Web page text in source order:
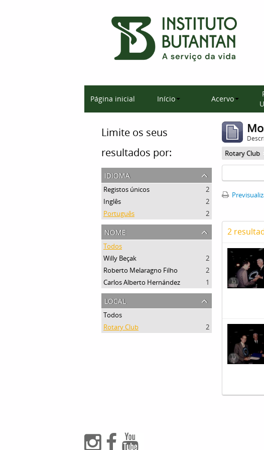
Página inicial Início Acervo
Limite os seus
resultados por:
idioma
Registos únicos
2
Inglês
2
Português
2
nome
Todos
Willy Beçak
2
Roberto Melaragno Filho
2
Carlos Alberto Hernández
1
local
Todos
Rotary Club
2
Rotary Club
2